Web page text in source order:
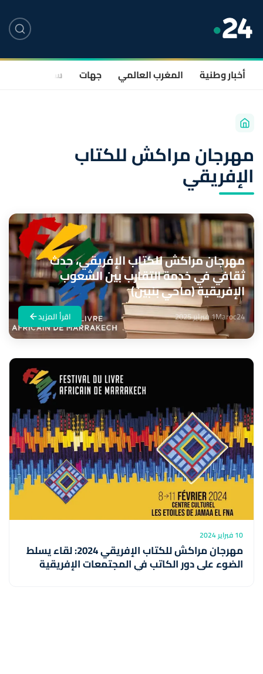
أخبار وطنية المغرب العالمي جهات سياسة
مهرجان مراكش للكتاب
الإفريقي
مهرجان مراكش للكتاب الإفريقي، حدث
ثقافي في خدمة التقارب بين الشعوب
الإفريقية (ماحي بنبين)
Maroc241 فبراير 2025 اقرأ المزيد
10 فبراير 2024
مهرجان مراكش للكتاب الإفريقي 2024: لقاء يسلط
الضوء على دور الكاتب في المجتمعات الإفريقية